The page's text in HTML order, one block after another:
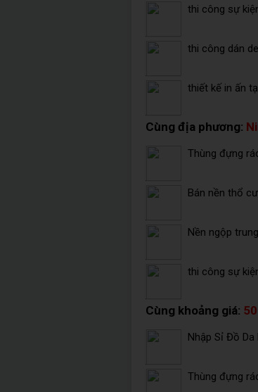
thi công sự
thi công dán
thiết kế in ấn
Cùng địa phương:
Thùng đựng
Bán nền thổ
Nền ngộp
thi công sự
Cùng khoảng giá:
Nhập Sỉ Đồ Da
Thùng đựng